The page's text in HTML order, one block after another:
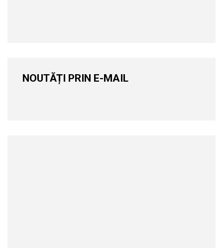
NOUTĂȚI PRIN E-MAIL